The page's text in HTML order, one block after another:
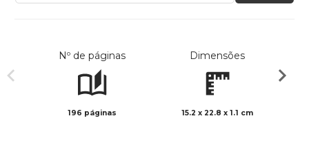
Nº de páginas
196 páginas
Dimensões
15.2 x 22.8 x 1.1 cm